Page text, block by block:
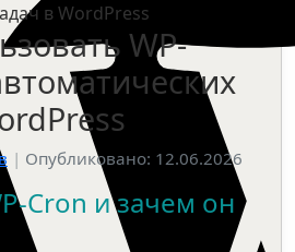
в WordPress
WP-
| Опубликовано: 12.06.2026
Cron и зачем он